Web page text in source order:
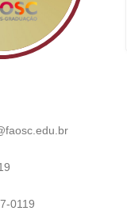
0119